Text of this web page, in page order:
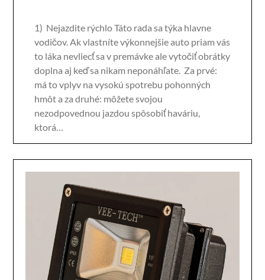
1) Nejazdite rýchlo Táto rada sa týka hlavne
vodičov. Ak vlastníte výkonnejšie auto priam vás
to láka nevliecť sa v premávke ale vytočiť obrátky
doplna aj keď sa nikam neponáhľate. Za prvé:
má to vplyv na vysokú spotrebu pohonných
hmôt a za druhé: môžete svojou
nezodpovednou jazdou spôsobiť haváriu,
ktorá…